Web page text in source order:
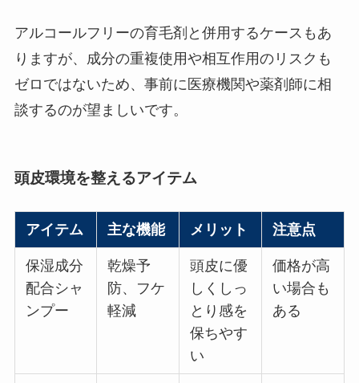
アルコールフリーの育毛剤と併用するケースもあ
りますが、成分の重複使用や相互作用のリスクも
ゼロではないため、事前に医療機関や薬剤師に相
談するのが望ましいです。
頭皮環境を整えるアイテム
アイテム 主な機能 メリット 注意点
保湿成分
配合シャ
ンプー
乾燥予
防、フケ
軽減
頭皮に優
しくしっ
とり感を
保ちやす
い
価格が高
い場合も
ある